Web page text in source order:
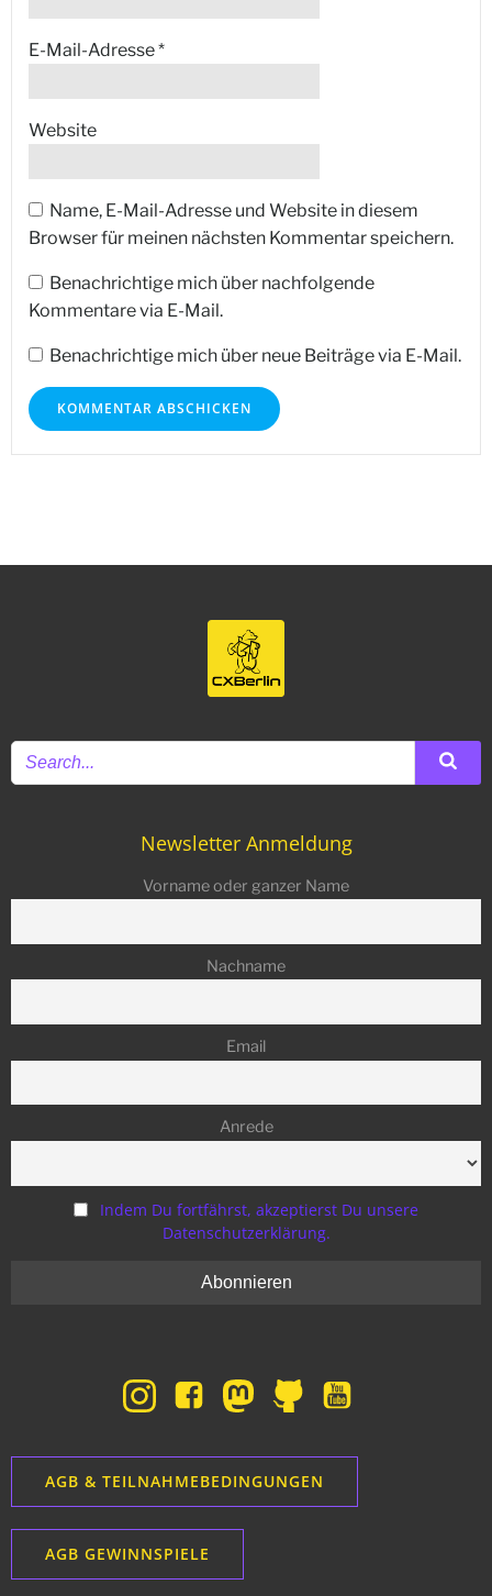
E-Mail-Adresse*
Website
Name, E-Mail-Adresse und Website in diesem
Browser für meinen nächsten Kommentar speichern.
Benachrichtige mich über nachfolgende
Kommentare via E-Mail.
Benachrichtige mich über neue Beiträge via E-Mail.
Newsletter Anmeldung
Vorname oder ganzer Name
Nachname
Email
Anrede
Indem Du fortfährst, akzeptierst Du unsere
Datenschutzerklärung.
AGB & TEILNAHMEBEDINGUNGEN
AGB GEWINNSPIELE